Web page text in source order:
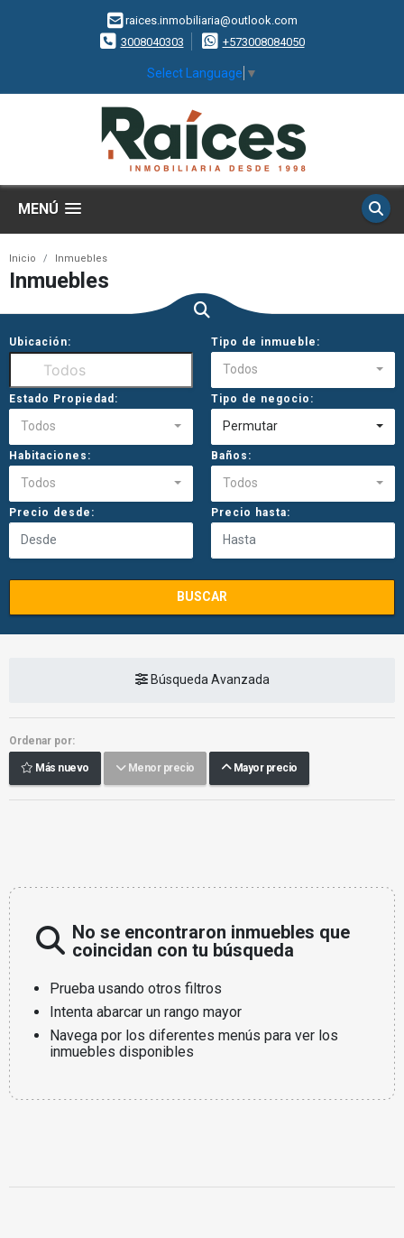
raices.inmobiliaria@outlook.com
3008040303
+573008084050
Select Language ▼
MENÚ
Inicio Inmuebles
Inmuebles
Ubicación: Tipo de inmueble:
Todos
Estado Propiedad:
Todos
Tipo de negocio:
Permutar
Habitaciones:
Todos
Baños:
Todos
Precio desde: Precio hasta:
BUSCAR
Búsqueda Avanzada
Ordenar por:
Más nuevo Menor precio Mayor precio
No se encontraron inmuebles que
coincidan con tu búsqueda
Prueba usando otros filtros
Intenta abarcar un rango mayor
Navega por los diferentes menús para ver los
inmuebles disponibles